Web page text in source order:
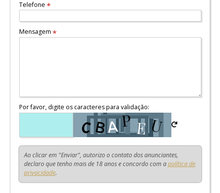
Telefone *
Mensagem *
Por favor, digite os caracteres para validação:
Ao clicar em "Enviar", autorizo o contato dos anunciantes,
declaro que tenho mais de 18 anos e concordo com apolítica de
privacidade.